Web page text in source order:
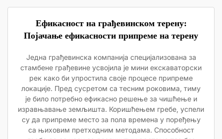
Ефикасност на грађевинском терену:
Појачање ефикасности припреме на терену
Једна грађевинска компанија специјализована за
стамбене грађевине усвојила је мини екскаваторски
рек како би упростила своје процесе припреме
локације. Пред сусретом са тесним роковима, тиму
је било потребно ефикасно решење за чишћење и
изравњавање земљишта. Коришћењем гребе, успели
су да припреме место за пола времена у поређењу
са њиховим претходним методама. Способност